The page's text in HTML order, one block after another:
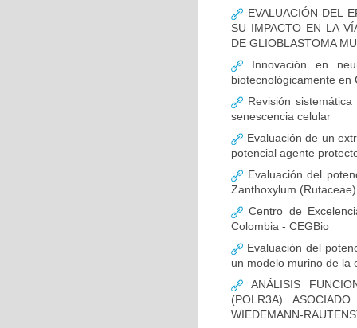
EVALUACIÓN DEL
SU IMPACTO EN LA
DE GLIOBLASTOMA
Innovación en
biotecnológicamente en
Revisión
senescencia celular
Evaluación de un
potencial agente
Evaluación del
Zanthoxylum
Centro de
Colombia - CEGBio
Evaluación del
un modelo murino de la
ANÁLISIS
(POLR3A)
WIEDEMANN-